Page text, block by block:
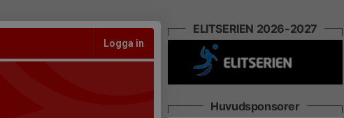
Logga in
ELITSERIEN 2026-2027
Huvudsponsorer